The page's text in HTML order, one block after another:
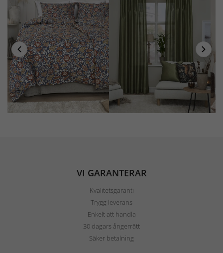
VI GARANTERAR
Kvalitetsgaranti
Trygg leverans
Enkelt att handla
30 dagars ångerrätt
Säker betalning